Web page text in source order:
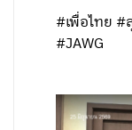
#เพื่อไทย #
#JAWG